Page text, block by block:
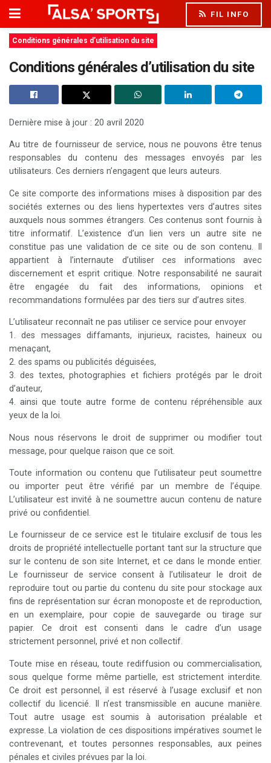
FIL INFO
Conditions générales d’utilisation du site
Conditions générales d’utilisation du site
Dernière mise à jour : 20 avril 2020
Au titre de fournisseur de service, nous ne pouvons être tenus
responsables du contenu des messages envoyés par les
utilisateurs. Ces derniers n’engagent que leurs auteurs.
Ce site comporte des informations mises à disposition par des
sociétés externes ou des liens hypertextes vers d’autres sites
auxquels nous sommes étrangers. Ces contenus sont fournis à
titre informatif. L’existence d’un lien vers un autre site ne
constitue pas une validation de ce site ou de son contenu. Il
appartient à l’internaute d’utiliser ces informations avec
discernement et esprit critique. Notre responsabilité ne saurait
être engagée du fait des informations, opinions et
recommandations formulées par des tiers sur d’autres sites.
L’utilisateur reconnaît ne pas utiliser ce service pour envoyer
1. des messages diffamants, injurieux, racistes, haineux ou
menaçant,
2. des spams ou publicités déguisées,
3. des textes, photographies et fichiers protégés par le droit
d’auteur,
4. ainsi que toute autre forme de contenu répréhensible aux
yeux de la loi.
Nous nous réservons le droit de supprimer ou modifier tout
message, pour quelque raison que ce soit.
Toute information ou contenu que l’utilisateur peut soumettre
ou importer peut être vérifié par un membre de l’équipe.
L’utilisateur est invité à ne soumettre aucun contenu de nature
privé ou confidentiel.
Le fournisseur de ce service est le titulaire exclusif de tous les
droits de propriété intellectuelle portant tant sur la structure que
sur le contenu de son site Internet, et ce dans le monde entier.
Le fournisseur de service consent à l’utilisateur le droit de
reproduire tout ou partie du contenu du site pour stockage aux
fins de représentation sur écran monoposte et de reproduction,
en un exemplaire, pour copie de sauvegarde ou tirage sur
papier. Ce droit est consenti dans le cadre d’un usage
strictement personnel, privé et non collectif.
Toute mise en réseau, toute rediffusion ou commercialisation,
sous quelque forme même partielle, est strictement interdite.
Ce droit est personnel, il est réservé à l’usage exclusif et non
collectif du licencié. Il n’est transmissible en aucune manière.
Tout autre usage est soumis à autorisation préalable et
expresse. La violation de ces dispositions impératives soumet le
contrevenant, et toutes personnes responsables, aux peines
pénales et civiles prévues par la loi.